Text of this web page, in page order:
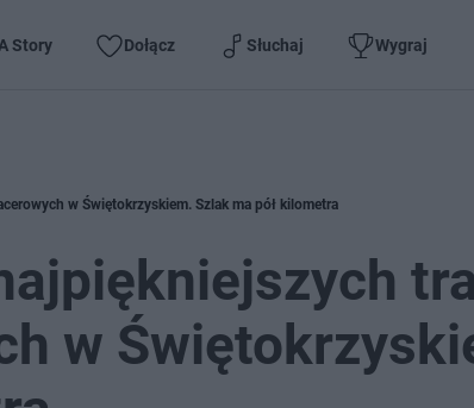
Story Dołącz Słuchaj Wygraj
w Świętokrzyskiem. Szlak ma pół kilometra
w